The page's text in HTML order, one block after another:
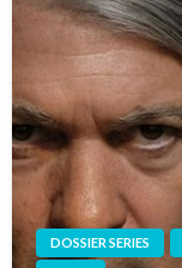
DOSSIER SERIES